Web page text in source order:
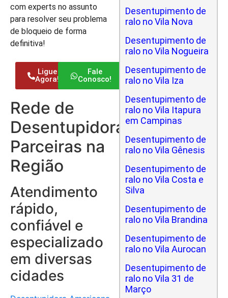
com experts no assunto
para resolver seu problema
de bloqueio de forma
definitiva!
Ligue
Agora!
Fale
Conosco!
Rede de
Desentupidoras
Parceiras na
Região
Atendimento
rápido,
confiável e
especializado
em diversas
cidades
Desentupimento de
ralo no Vila Nova
Desentupimento de
ralo no Vila Nogueira
Desentupimento de
ralo no Vila Iza
Desentupimento de
ralo no Vila Itapura
em Campinas
Desentupimento de
ralo no Vila Gênesis
Desentupimento de
ralo no Vila Costa e
Silva
Desentupimento de
ralo no Vila Brandina
Desentupimento de
ralo no Vila Aurocan
Desentupimento de
ralo no Vila 31 de
Março